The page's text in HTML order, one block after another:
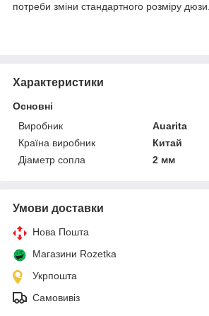
потреби зміни стандартного розміру дюзи.
Характеристики
Основні
Виробник
Auarita
Країна виробник
Китай
Діаметр сопла
2 мм
Умови доставки
Нова Пошта
Магазини Rozetka
Укрпошта
Самовивіз